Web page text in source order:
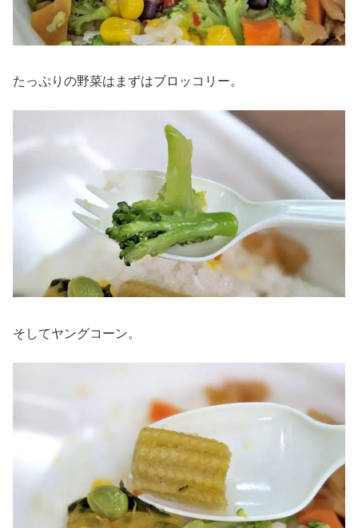
たっぷりの野菜はまずはブロッコリー。
そしてヤングコーン。